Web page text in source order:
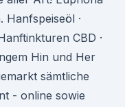
·
CBD ·
Hin und Her
sämtliche
- online sowie